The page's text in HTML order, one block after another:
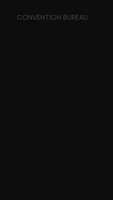
CONVENTION BUREAU